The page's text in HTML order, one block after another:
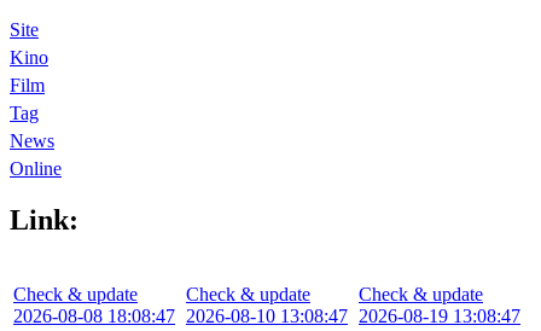
Site
Kino
Film
Tag
News
Online
Link:
Check & update
2026-08-08 18:08:47
Check & update
2026-08-10 13:08:47
Check & update
2026-08-19 13:08:47